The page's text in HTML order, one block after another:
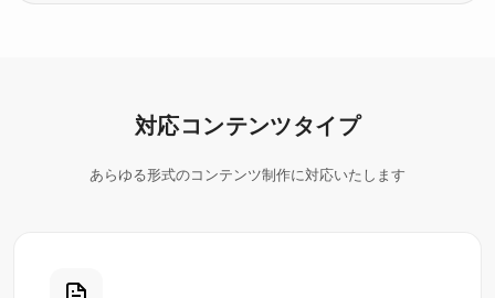
対応コンテンツタイプ
あらゆる形式のコンテンツ制作に対応いたします